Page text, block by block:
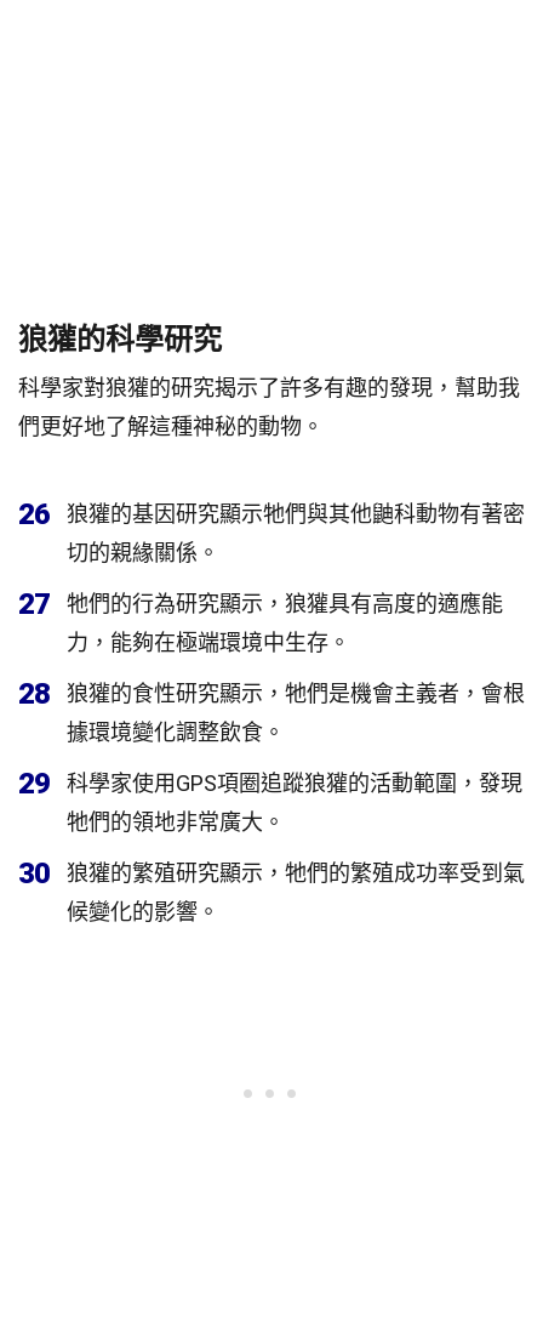
狼獾的科學研究
科學家對狼獾的研究揭示了許多有趣的發現，幫助我
們更好地了解這種神秘的動物。
26
狼獾的基因研究顯示牠們與其他鼬科動物有著密
切的親緣關係。
27
牠們的行為研究顯示，狼獾具有高度的適應能
力，能夠在極端環境中生存。
28
狼獾的食性研究顯示，牠們是機會主義者，會根
據環境變化調整飲食。
29
科學家使用GPS項圈追蹤狼獾的活動範圍，發現
牠們的領地非常廣大。
30
狼獾的繁殖研究顯示，牠們的繁殖成功率受到氣
候變化的影響。